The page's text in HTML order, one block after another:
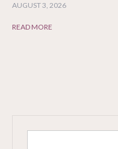
AUGUST 3, 2026
READ MORE